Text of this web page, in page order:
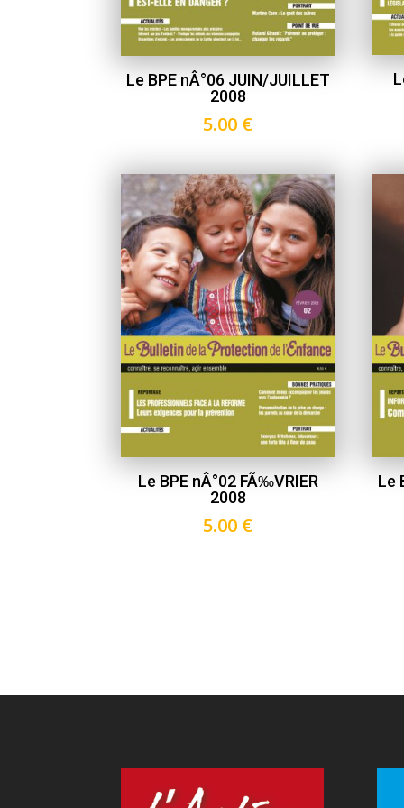
Le BPE nÂ°06 JUIN/JUILLET
2008
5.00 €
Le BPE nÂ°02 FÃ‰VRIER
2008
5.00 €
Le